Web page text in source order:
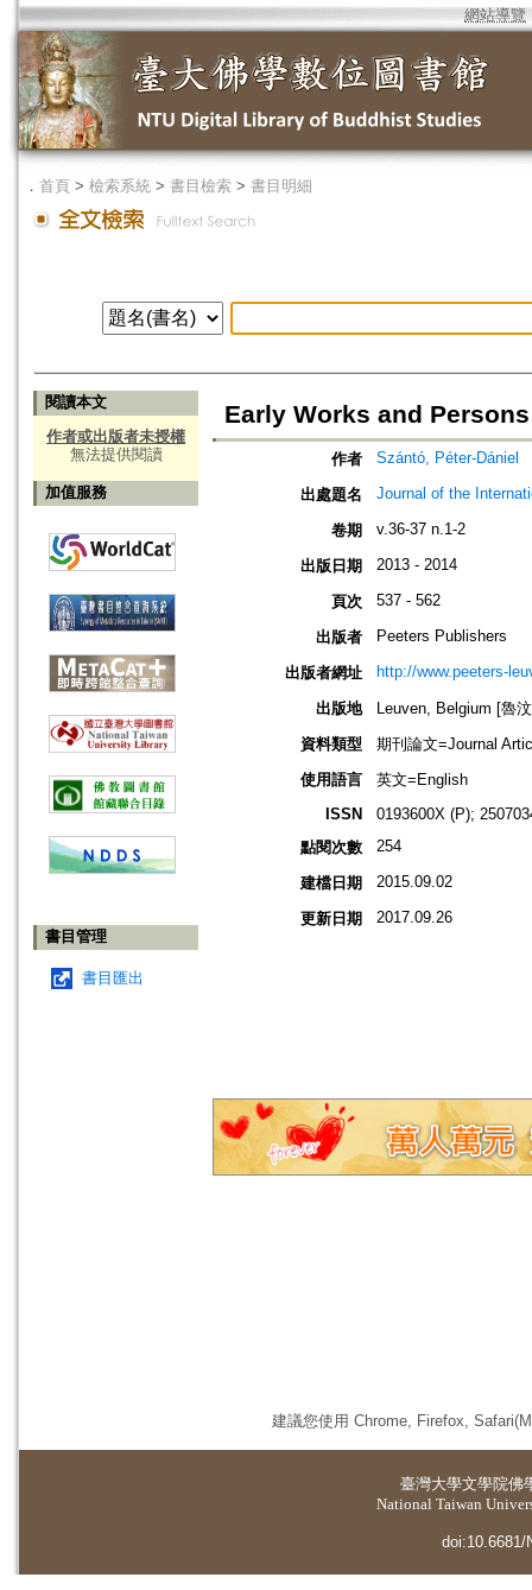
網站導覽
． 首頁 > 檢索系統 > 書目檢索 > 書目明細
閱讀本文
作者或出版者未授權
無法提供閱讀
加值服務
書目管理
書目匯出
Early Works and
作者 Szántó, Péter-Dániel
出處題名 Journal of the
卷期 v.36-37 n.1-2
出版日期 2013 - 2014
頁次 537 - 562
出版者 Peeters Publishers
出版者網址 http://www.peeters-
出版地
Leuven, Belgium [魯
資料類型
期刊論文=Journal
使用語言
英文=English
ISSN
0193600X (P);
點閱次數
254
建檔日期 2015.09.02
更新日期 2017.09.26
建議您使用 Chrome, Firefox,
臺灣大學文學院佛
National Taiwan
doi:10.6681/